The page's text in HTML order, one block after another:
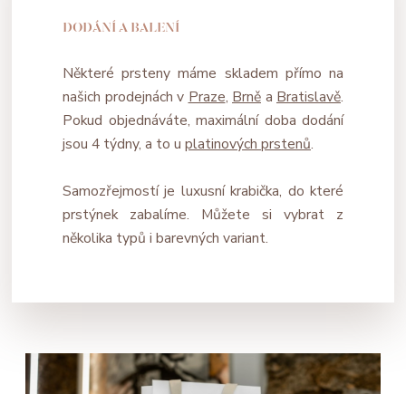
DODÁNÍ A BALENÍ
Některé prsteny máme skladem přímo na
našich prodejnách v Praze, Brně a Bratislavě.
Pokud objednáváte, maximální doba dodání
jsou 4 týdny, a to u platinových prstenů.
Samozřejmostí je luxusní krabička, do které
prstýnek zabalíme. Můžete si vybrat z
několika typů i barevných variant.